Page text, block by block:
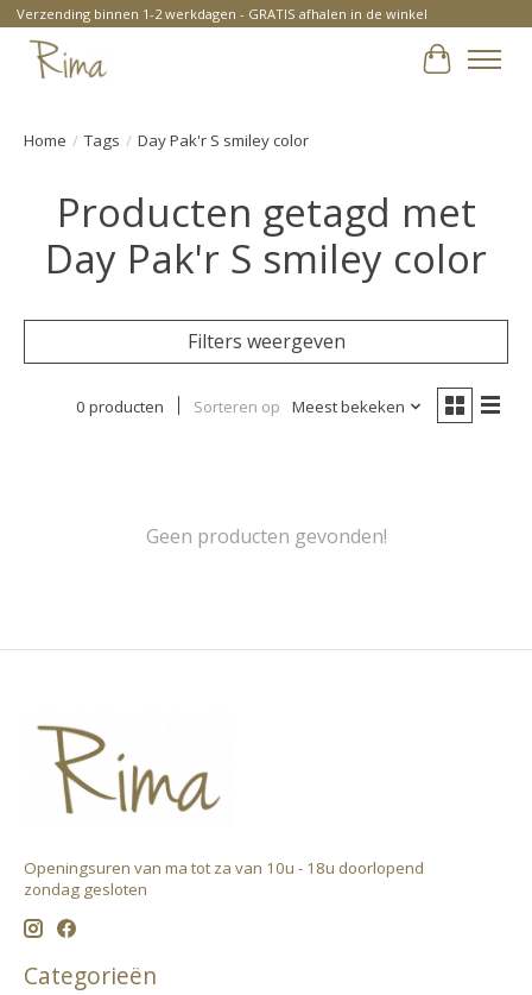
Verzending binnen 1-2 werkdagen - GRATIS afhalen in de winkel
Home / Tags / Day Pak'r S smiley color
Producten getagd met
Day Pak'r S smiley color
Filters weergeven
0 producten Sorteren op Meest bekeken
Geen producten gevonden!
Openingsuren van ma tot za van 10u - 18u doorlopend ​
zondag gesloten
Categorieën